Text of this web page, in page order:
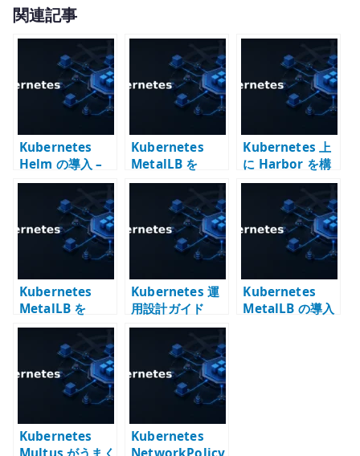
it
te
r
関連記事
Kubernetes
Helm の導入 –
Chart でアプリ
ケーション構成
を管理する
Kubernetes
MetalLB を
Helm で導入す
る – Harbor で
Chart を管理す
る考え方
Kubernetes 上
に Harbor を構
築する – Helm
で内部コンテナ
レジストリを運
用する意味
Kubernetes
MetalLB を
Helm で導入す
る – オンプレ環
LoadBalancer
Service を使う
Kubernetes 運
用設計ガイド
Kubernetes
MetalLB の導入
Kubernetes
Kubernetes